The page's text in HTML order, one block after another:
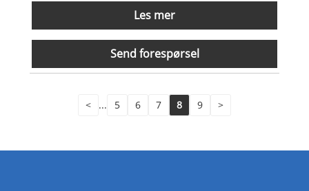
Les mer
Send forespørsel
< ... 5 6 7 8 9 >